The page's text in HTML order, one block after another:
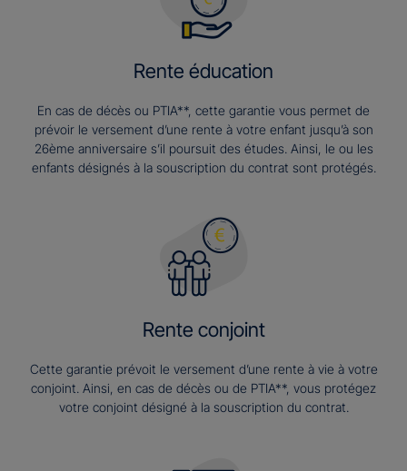
Rente éducation
En cas de décès ou PTIA**, cette garantie vous permet de
prévoir le versement d’une rente à votre enfant jusqu’à son
26ème anniversaire s’il poursuit des études. Ainsi, le ou les
enfants désignés à la souscription du contrat sont protégés.
Rente conjoint
Cette garantie prévoit le versement d’une rente à vie à votre
conjoint. Ainsi, en cas de décès ou de PTIA**, vous protégez
votre conjoint désigné à la souscription du contrat.